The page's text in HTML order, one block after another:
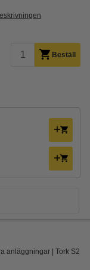
Beställ
anläggningar
Tork S2